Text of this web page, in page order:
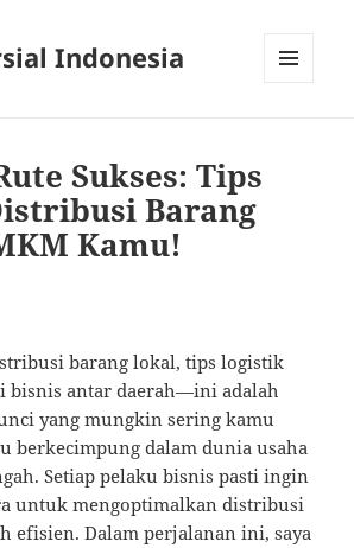
Indonesia
Sukses: Tips
Barang
Kamu!
barang lokal, tips logistik
bisnis antar daerah—ini adalah
yang mungkin sering kamu
berkecimpung dalam dunia usaha
Setiap pelaku bisnis pasti ingin
untuk mengoptimalkan distribusi
efisien. Dalam perjalanan ini, saya